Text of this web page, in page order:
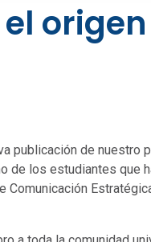
publicación de nuestro
de los estudiantes que